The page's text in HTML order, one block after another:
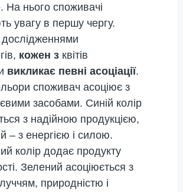
. На нього споживачі
увагу в першу чергу.
дослідженнями
кожен з квітів
викликає певні асоціації.
споживач асоціює з
засобами. Синій колір
з надійною продукцією,
– з енергією і силою.
колір додає продукту
Зелений асоціюється з
природністю і